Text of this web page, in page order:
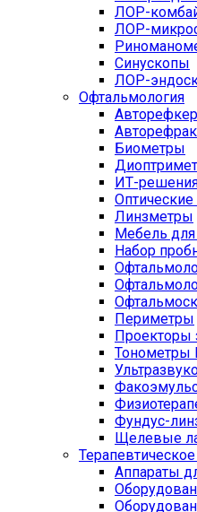
ЛОР-
ЛОР-
Синускопы
ЛОР-
Офтальмология
Биометры
ИТ-
Линзметры
Мебель
Набор
Периметры
Проекторы
Тонометры
Фундус-
Щелевые
Аппараты